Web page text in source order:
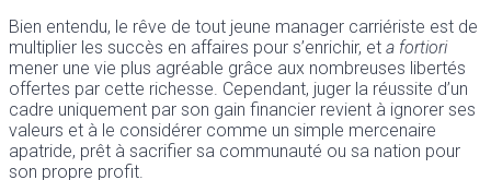
Bien entendu, le rêve de tout jeune manager carriériste est de
multiplier les succès en affaires pour s’enrichir, et a fortiori
mener une vie plus agréable grâce aux nombreuses libertés
offertes par cette richesse. Cependant, juger la réussite d’un
cadre uniquement par son gain financier revient à ignorer ses
valeurs et à le considérer comme un simple mercenaire
apatride, prêt à sacrifier sa communauté ou sa nation pour
son propre profit.